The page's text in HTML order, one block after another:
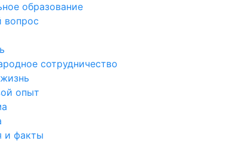
образование
вопрос
сотрудничество
опыт
и факты